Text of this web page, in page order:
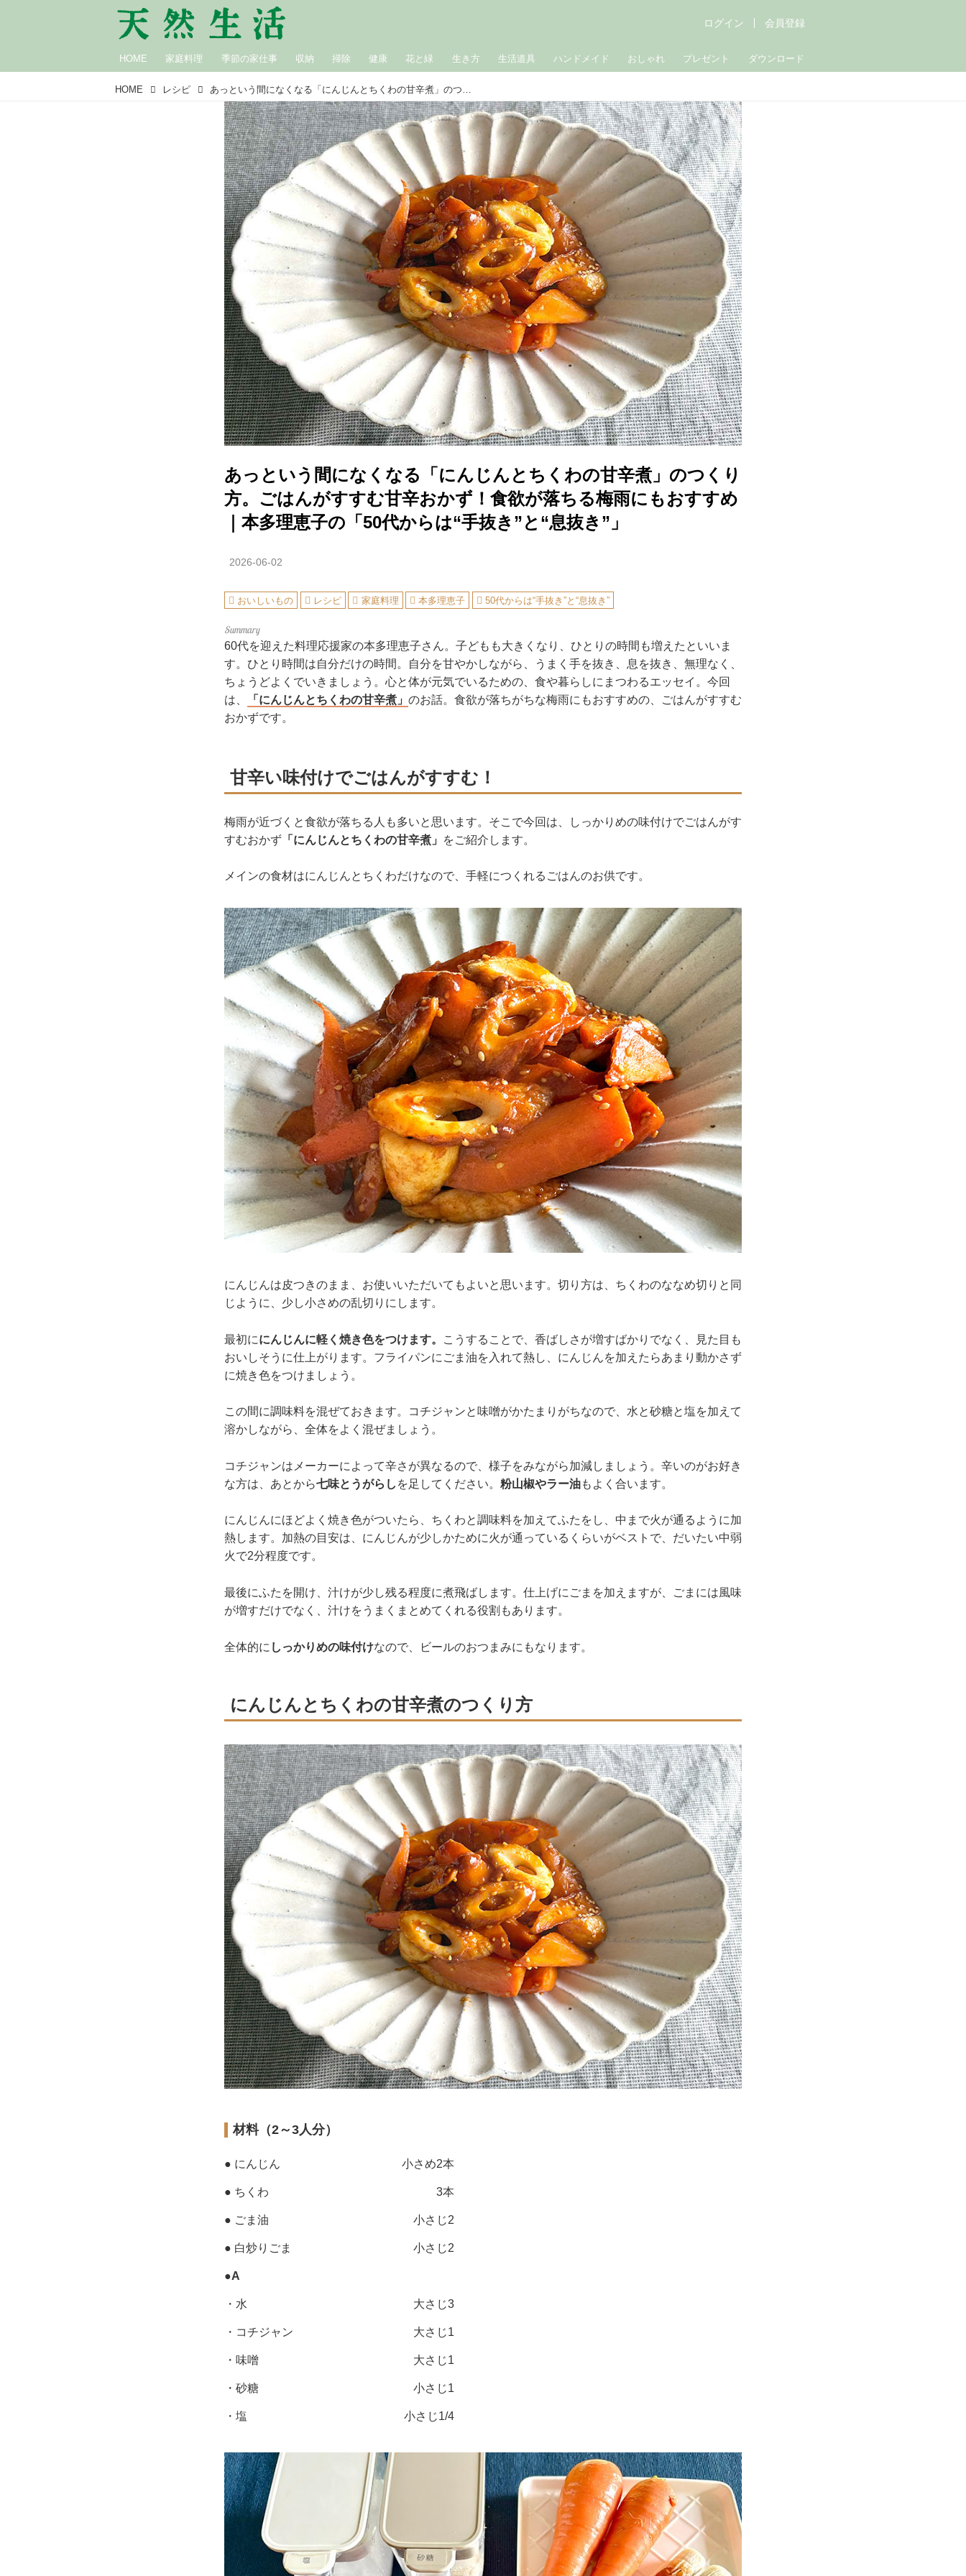
HOME 家庭料理 季節の家仕事 収納 掃除 健康 花と緑 生き方 生活道具 ハンドメイド おしゃれ プレゼント ダウンロード
ログイン 会員登録
HOME レシピ あっという間になくなる「にんじんとちくわの甘辛煮」のつくり方。ごはんがすすむ甘辛おかず！食欲が落ちる梅雨にもおすすめ｜本多理恵子の「50代からは“手抜き”と“息抜き”」
あっという間になくなる「にんじんとちくわの甘辛煮」のつくり
方。ごはんがすすむ甘辛おかず！食欲が落ちる梅雨にもおすすめ
｜本多理恵子の「50代からは“手抜き”と“息抜き”」
2026-06-02
おいしいもの レシピ 家庭料理 本多理恵子 50代からは“手抜き”と“息抜き”
60代を迎えた料理応援家の本多理恵子さん。子どもも大きくなり、ひとりの時間も増えたといいま
す。ひとり時間は自分だけの時間。自分を甘やかしながら、うまく手を抜き、息を抜き、無理なく、
ちょうどよくでいきましょう。心と体が元気でいるための、食や暮らしにまつわるエッセイ。今回
は、
「にんじんとちくわの甘辛煮」 のお話。食欲が落ちがちな梅雨にもおすすめの、ごはんがすすむ
おかずです。
甘辛い味付けでごはんがすすむ！
梅雨が近づくと食欲が落ちる人も多いと思います。そこで今回は、しっかりめの味付けでごはんがす
すむおかず 「にんじんとちくわの甘辛煮」 をご紹介します。
メインの食材はにんじんとちくわだけなので、手軽につくれるごはんのお供です。
にんじんは皮つきのまま、お使いいただいてもよいと思います。切り方は、ちくわのななめ切りと同
じように、少し小さめの乱切りにします。
最初ににんじんに軽く焼き色をつけます。
こうすることで、香ばしさが増すばかりでなく、見た目も
おいしそうに仕上がります。フライパンにごま油を入れて熱し、にんじんを加えたらあまり動かさず
に焼き色をつけましょう。
この間に調味料を混ぜておきます。コチジャンと味噌がかたまりがちなので、水と砂糖と塩を加えて
溶かしながら、全体をよく混ぜましょう。
コチジャンはメーカーによって辛さが異なるので、様子をみながら加減しましょう。辛いのがお好き
な方は、あとから七味とうがらし を足してください。 粉山椒やラー油もよく合います。
にんじんにほどよく焼き色がついたら、ちくわと調味料を加えてふたをし、中まで火が通るように加
熱します。加熱の目安は、にんじんが少しかために火が通っているくらいがベストで、だいたい中弱
火で2分程度です。
最後にふたを開け、汁けが少し残る程度に煮飛ばします。仕上げにごまを加えますが、ごまには風味
が増すだけでなく、汁けをうまくまとめてくれる役割もあります。
全体的に しっかりめの味付けなので、ビールのおつまみにもなります。
にんじんとちくわの甘辛煮のつくり方
材料（2～3人分）
● にんじん 小さめ2本
● ちくわ 3本
● ごま油 小さじ2
● 白炒りごま 小さじ2
●A
・水 大さじ3
・コチジャン 大さじ1
・味噌 大さじ1
・砂糖 小さじ1
・塩 小さじ1/4